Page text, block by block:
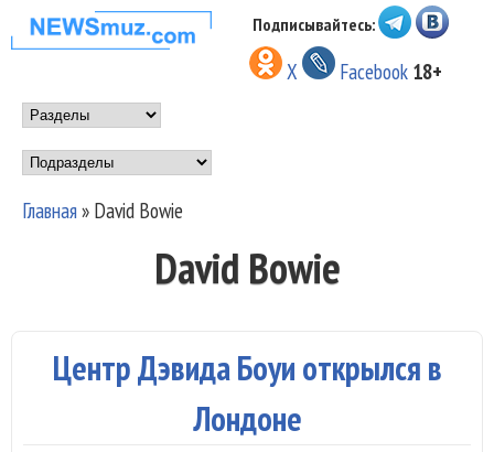
Перейти к основному
содержанию
НОВОСТИ
МУЗЫКИ И
ШОУ БИЗНЕСА
NEWSMUZ.COM
Подписывайтесь:
X Facebook 18+
Main menu
Подразделы
Главная» David Bowie
David Bowie
Центр Дэвида Боуи открылся в
Лондоне